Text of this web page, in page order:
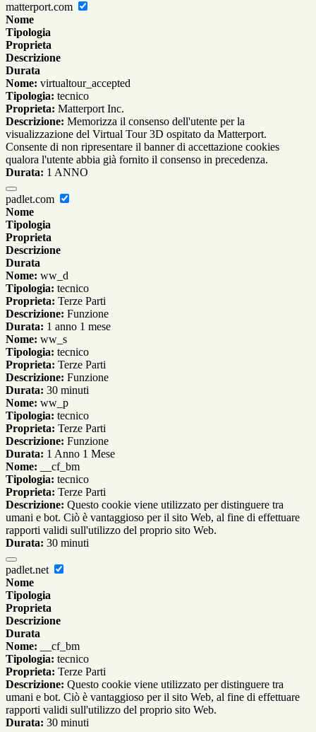
matterport.com
Nome
Tipologia
Proprieta
Descrizione
Durata
Nome: virtualtour_accepted
Tipologia: tecnico
Proprieta: Matterport Inc.
Descrizione: Memorizza il consenso dell'utente per la
visualizzazione del Virtual Tour 3D ospitato da Matterport.
Consente di non ripresentare il banner di accettazione cookies
qualora l'utente abbia già fornito il consenso in precedenza.
Durata: 1 ANNO
padlet.com
Nome
Tipologia
Proprieta
Descrizione
Durata
Nome: ww_d
Tipologia: tecnico
Proprieta: Terze Parti
Descrizione: Funzione
Durata: 1 anno 1 mese
Nome: ww_s
Tipologia: tecnico
Proprieta: Terze Parti
Descrizione: Funzione
Durata: 30 minuti
Nome: ww_p
Tipologia: tecnico
Proprieta: Terze Parti
Descrizione: Funzione
Durata: 1 Anno 1 Mese
Nome: __cf_bm
Tipologia: tecnico
Proprieta: Terze Parti
Descrizione: Questo cookie viene utilizzato per distinguere tra
umani e bot. Ciò è vantaggioso per il sito Web, al fine di effettuare
rapporti validi sull'utilizzo del proprio sito Web.
Durata: 30 minuti
padlet.net
Nome
Tipologia
Proprieta
Descrizione
Durata
Nome: __cf_bm
Tipologia: tecnico
Proprieta: Terze Parti
Descrizione: Questo cookie viene utilizzato per distinguere tra
umani e bot. Ciò è vantaggioso per il sito Web, al fine di effettuare
rapporti validi sull'utilizzo del proprio sito Web.
Durata: 30 minuti